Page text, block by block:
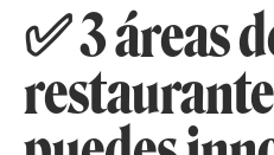
✅ 3 áreas